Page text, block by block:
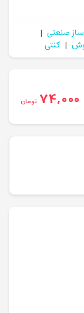
صنعتی |
| کنتی
74,000 تومان